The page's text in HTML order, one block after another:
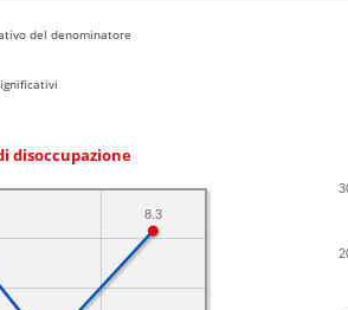
del denominatore
disoccupazione
8.3